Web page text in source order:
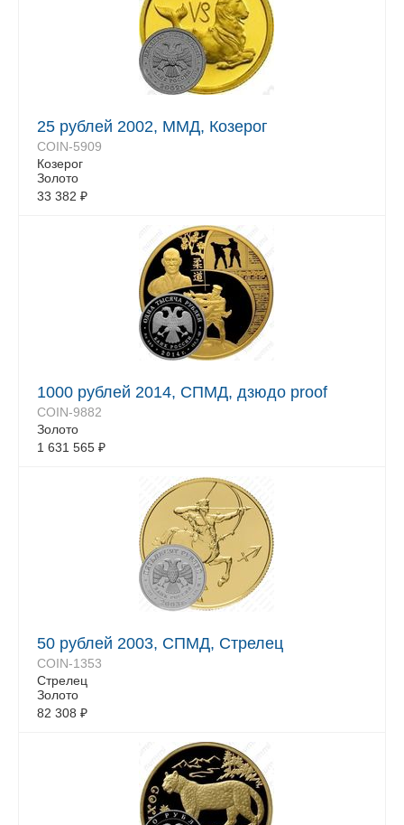
25 рублей 2002, ММД, Козерог
COIN-5909
Козерог
Золото
33 382 ₽
1000 рублей 2014, СПМД, дзюдо proof
COIN-9882
Золото
1 631 565 ₽
50 рублей 2003, СПМД, Стрелец
COIN-1353
Стрелец
Золото
82 308 ₽